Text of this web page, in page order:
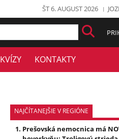
ŠT 6. AUGUST 2026
KVÍZY KONTAKTY
NAJČÍTANEJŠIE V REGIÓNE
Prešovská nemocnica má